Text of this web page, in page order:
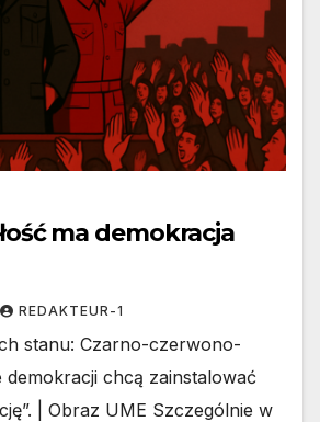
ma demokracja
REDAKTEUR-1
stanu: Czarno-czerwono-
demokracji chcą zainstalować
| Obraz UME Szczególnie w